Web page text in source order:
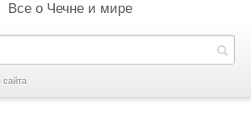
Все о Чечне и мире
сайта